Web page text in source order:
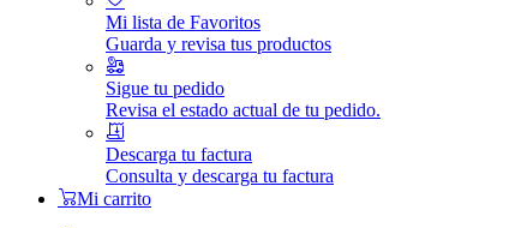
Mi lista de Favoritos
Guarda y revisa tus productos
Sigue tu pedido
Revisa el estado actual de tu pedido.
Descarga tu factura
Consulta y descarga tu factura
Mi carrito